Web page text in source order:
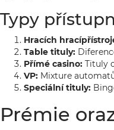
Typy
Hracích
Table tituly:
Přímé casino: Tituly
VP: Mixture
Speciální tituly:
Prémie